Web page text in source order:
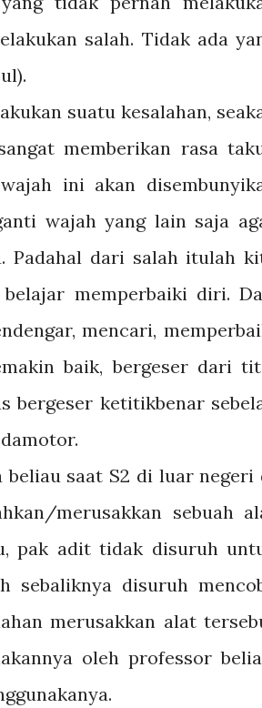
salah. Tidak ada
suatu kesalahan,
memberikan rasa
ini akan
wajah yang lain saja
Padahal dari salah itulah
memperbaiki diri.
mencari,
baik, bergeser dari
bergeser ketitikbenar
saat S2 di luar negeri
merusakkan sebuah
pak adit tidak disuruh
sebaliknya disuruh
merusakkan alat
oleh professor